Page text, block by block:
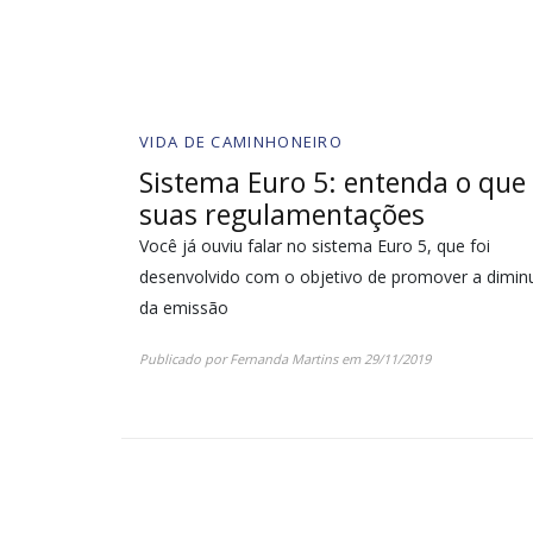
VIDA DE CAMINHONEIRO
Sistema Euro 5: entenda o que
suas regulamentações
Você já ouviu falar no sistema Euro 5, que foi
desenvolvido com o objetivo de promover a
da emissão
Publicado porFernanda Martinsem 29/11/2019